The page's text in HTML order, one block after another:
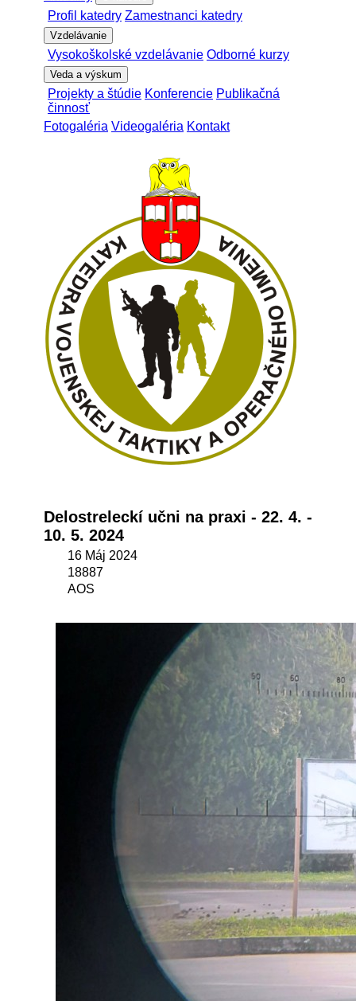
Profil katedry Zamestnanci katedry
Vzdelávanie
Vysokoškolské vzdelávanie Odborné kurzy
Veda a výskum
Projekty a štúdie Konferencie Publikačná
činnosť
Fotogaléria Videogaléria Kontakt
Delostreleckí učni na praxi - 22. 4. -
10. 5. 2024
16 Máj 2024
18887
AOS